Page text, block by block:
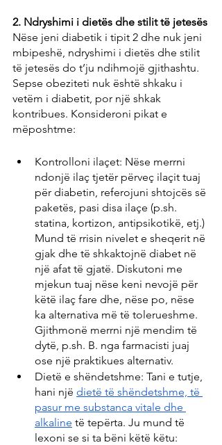
2. Ndryshimi i dietës dhe stilit të jetesës
Nëse jeni diabetik i tipit 2 dhe nuk jeni
mbipeshë, ndryshimi i dietës dhe stilit
të jetesës do t’ju ​​ndihmojë gjithashtu.
Sepse obeziteti nuk është shkaku i
vetëm i diabetit, por një shkak
kontribues. Konsideroni pikat e
mëposhtme:
Kontrolloni ilaçet: Nëse merrni
ndonjë ilaç tjetër përveç ilaçit tuaj
për diabetin, referojuni shtojcës së
paketës, pasi disa ilaçe (p.sh.
statina, kortizon, antipsikotikë, etj.)
Mund të rrisin nivelet e sheqerit në
gjak dhe të shkaktojnë diabet në
një afat të gjatë. Diskutoni me
mjekun tuaj nëse keni nevojë për
këtë ilaç fare dhe, nëse po, nëse
ka alternativa më të tolerueshme.
Gjithmonë merrni një mendim të
dytë, p.sh. B. nga farmacisti juaj
ose një praktikues alternativ.
Dietë e shëndetshme: Tani e tutje,
hani një dietë të shëndetshme, të
pasur me substanca vitale dhe
alkaline të tepërta. Ju mund të
lexoni se si ta bëni këtë këtu: